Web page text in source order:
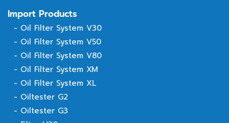
Import Products
- Oil Filter System V30
- Oil Filter System V50
- Oil Filter System V80
- Oil Filter System XM
- Oil Filter System XL
- Oiltester G2
- Oiltester G3